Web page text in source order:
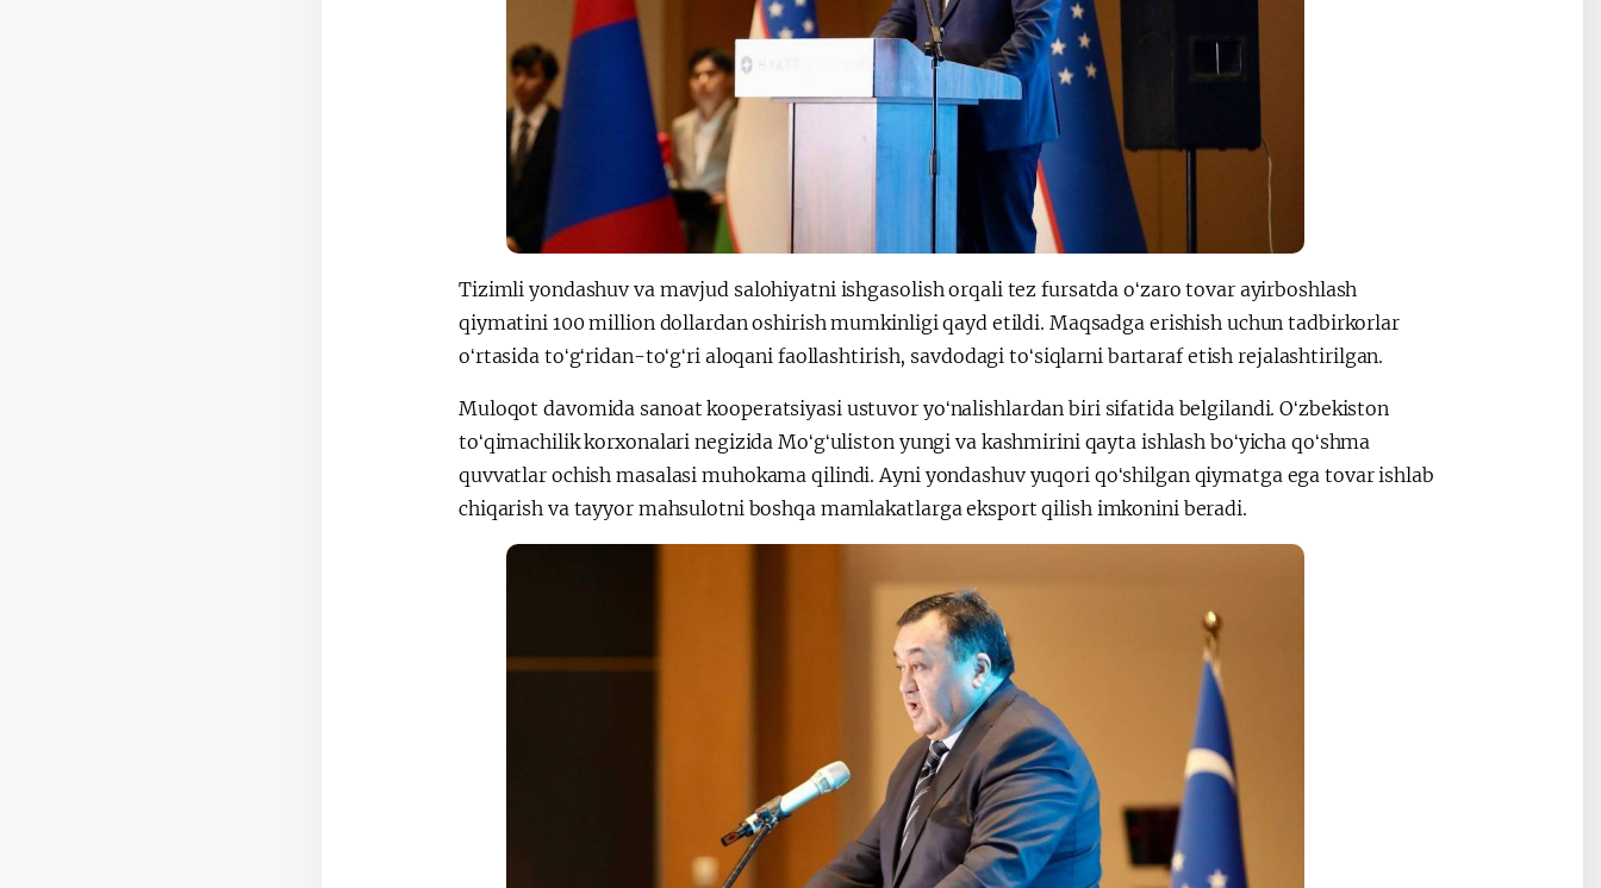
Tizimli yondashuv va mavjud salohiyatni ishgasolish orqali tez fursatda oʻzaro tovar ayirboshlash
qiymatini 100 million dollardan oshirish mumkinligi qayd etildi. Maqsadga erishish uchun tadbirkorlar
oʻrtasida toʻgʻridan-toʻgʻri aloqani faollashtirish, savdodagi toʻsiqlarni bartaraf etish rejalashtirilgan.
Muloqot davomida sanoat kooperatsiyasi ustuvor yoʻnalishlardan biri sifatida belgilandi. Oʻzbekiston
toʻqimachilik korxonalari negizida Moʻgʻuliston yungi va kashmirini qayta ishlash boʻyicha qoʻshma
quvvatlar ochish masalasi muhokama qilindi. Ayni yondashuv yuqori qoʻshilgan qiymatga ega tovar ishlab
chiqarish va tayyor mahsulotni boshqa mamlakatlarga eksport qilish imkonini beradi.